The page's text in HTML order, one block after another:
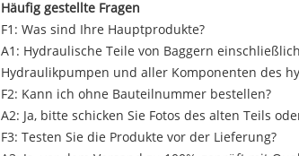
Häufig gestellte Fragen
F1: Was sind Ihre Hauptprodukte?
A1: Hydraulische Teile von Baggern
Hydraulikpumpen und aller Komponenten des
F2: Kann ich ohne Bauteilnummer bestellen?
A2: Ja, bitte schicken Sie Fotos des alten Teils
F3: Testen Sie die Produkte vor der Lieferung?